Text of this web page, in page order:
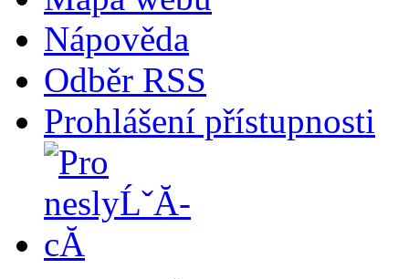
Nápověda
Odběr RSS
Prohlášení přístupnosti